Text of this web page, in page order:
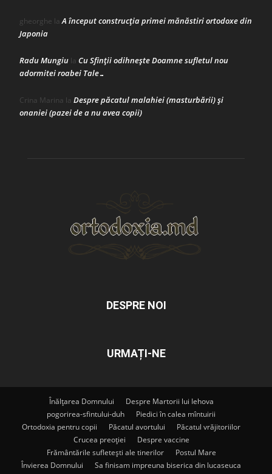
gheorghe laA început construcţia primei mănăstiri ortodoxe din
Japonia
Radu Mungiu la Cu Sfinții odihnește Doamne sufletul nou
adormitei roabei Tale…
Crina Marina la Despre păcatul malahiei (masturbării) şi
onaniei (pazei de a nu avea copii)
DESPRE NOI
URMAȚI-NE
Înălțarea Domnului
Despre Martorii lui Iehova
pogorirea-sfintului-duh
Piedici în calea mîntuirii
Ortodoxia pentru copii
Păcatul avortului
Păcatul vrăjitoriilor
Crucea preoției
Despre vaccine
Frământările sufletești ale tinerilor
Postul Mare
Învierea Domnului
Sa finisam impreuna biserica din lucaseuca